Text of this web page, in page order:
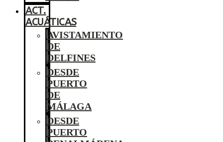
ACT.
ACUÁTICAS
AVISTAMIENTO
DE
DELFINES
DESDE
PUERTO
DE
MÁLAGA
DESDE
PUERTO